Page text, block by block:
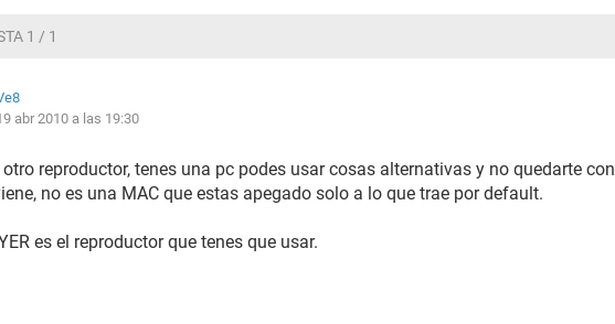
1 / 1
abr 2010 a las 19:30
reproductor, tenes una pc podes usar cosas alternativas y no quedarte con
no es una MAC que estas apegado solo a lo que trae por default.
es el reproductor que tenes que usar.